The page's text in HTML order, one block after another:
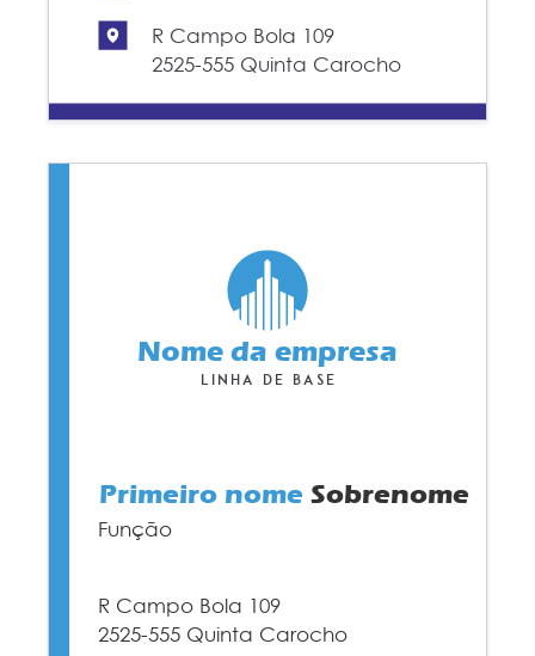
R Campo Bola 109
2525-555 Quinta Carocho
Função
R Campo Bola 109
2525-555 Quinta Carocho
Primeiro nome Sobrenome
Nome da empresa
Linha de base